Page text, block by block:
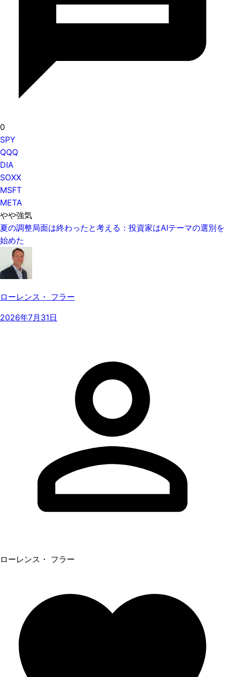
0
SPY
QQQ
DIA
SOXX
MSFT
META
やや強気
夏の調整局面は終わったと考える：投資家はAIテーマの選別を
始めた
ローレンス・ フラー
2026年7月31日
ローレンス・ フラー